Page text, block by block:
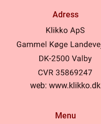
Adress
web: www.klikko.dk
Menu